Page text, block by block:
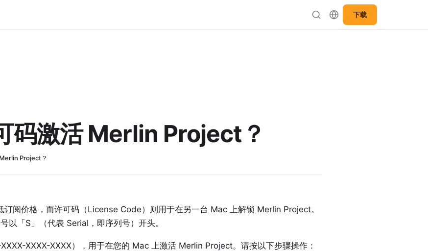
下载
码激活 Merlin Project？
Project？
阅价格，而许可码（License Code）则用于在另一台 Mac 上解锁 Merlin Project。
以「S」（代表 Serial，即序列号）开头。
XXXX-XXXX），用于在您的 Mac 上激活 Merlin Project。请按以下步骤操作：